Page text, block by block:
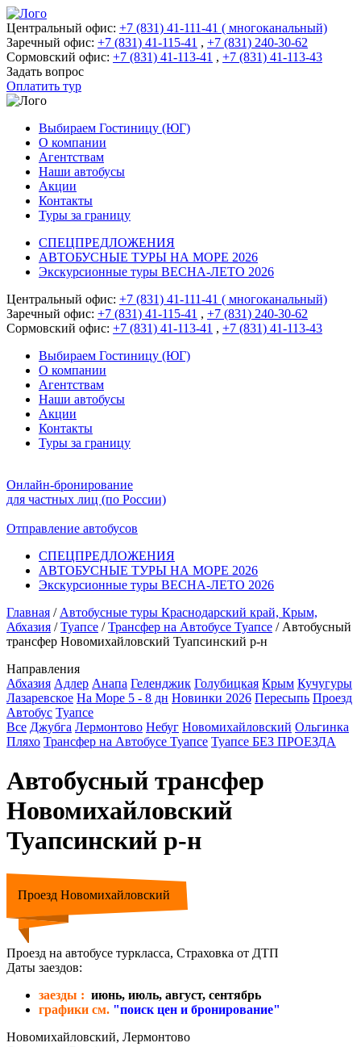
Центральный офис: +7 (831) 41-111-41 ( многоканальный)
Заречный офис: +7 (831) 41-115-41 , +7 (831) 240-30-62
Сормовский офис: +7 (831) 41-113-41 , +7 (831) 41-113-43
Задать вопрос
Оплатить тур
Выбираем Гостиницу (ЮГ)
О компании
Агентствам
Наши автобусы
Акции
Контакты
Туры за границу
СПЕЦПРЕДЛОЖЕНИЯ
АВТОБУСНЫЕ ТУРЫ НА МОРЕ 2026
Экскурсионные туры ВЕСНА-ЛЕТО 2026
Центральный офис: +7 (831) 41-111-41 ( многоканальный)
Заречный офис: +7 (831) 41-115-41 , +7 (831) 240-30-62
Сормовский офис: +7 (831) 41-113-41 , +7 (831) 41-113-43
Выбираем Гостиницу (ЮГ)
О компании
Агентствам
Наши автобусы
Акции
Контакты
Туры за границу
Онлайн-бронирование
для частных лиц (по России)
Отправление автобусов
СПЕЦПРЕДЛОЖЕНИЯ
АВТОБУСНЫЕ ТУРЫ НА МОРЕ 2026
Экскурсионные туры ВЕСНА-ЛЕТО 2026
Главная / Автобусные туры Краснодарский край, Крым,
Абхазия /Туапсе /Трансфер на Автобусе Туапсе / Автобусный
трансфер Новомихайловский Туапсинский р-н
Направления
Абхазия Адлер Анапа Геленджик Голубицкая Крым Кучугуры
Лазаревское На Море 5 - 8 дн Новинки 2026 Пересыпь Проезд
Автобус Туапсе
Все Джубга Лермонтово Небуг Новомихайловский Ольгинка
Пляхо Трансфер на Автобусе Туапсе Туапсе БЕЗ ПРОЕЗДА
Автобусный трансфер
Новомихайловский
Туапсинский р-н
Проезд Новомихайловский
Проезд на автобусе туркласса, Страховка от ДТП
Даты заездов:
заезды : июнь, июль, август, сентябрь
графики см. "поиск цен и бронирование"
Новомихайловский, Лермонтово